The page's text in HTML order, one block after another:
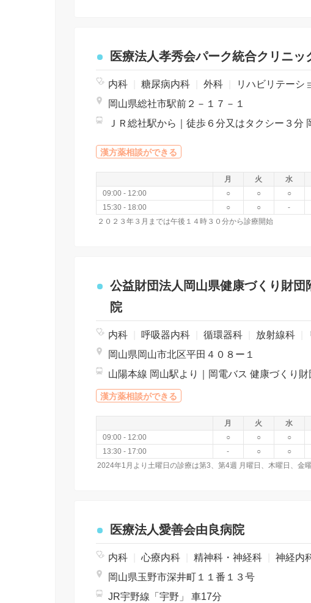
医療法人孝秀会パーク統合クリニッ
内科 糖尿病内科 外科 リハビリテーシ
岡山県総社市駅前２－１７－１
漢方薬相談ができる
月 火 水
09:00 - 12:00
○ ○ ○
15:30 - 18:00
○ ○ -
２０２３年３月までは午後１４時３０分から診療開始
公益財団法人岡山県健康づくり財団
院
内科 呼吸器内科 循環器科 放射線科
岡山県岡山市北区平田４０８ー１
漢方薬相談ができる
月 火 水
09:00 - 12:00
○ ○ ○
13:30 - 17:00
- ○ ○
2024年1月より土曜日の診療は第3、第4週 月曜日、木曜日、金
医療法人愛善会由良病院
内科 心療内科 精神科・神経科 神経内
岡山県玉野市深井町１１番１３号
JR宇野線「宇野」 車17分